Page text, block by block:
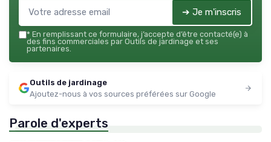
➔ Je m'inscris
* En remplissant ce formulaire, j’accepte d’être contacté(e) à
des fins commerciales par Outils de jardinage et ses
partenaires.
Outils de jardinage
Ajoutez-nous à vos sources préférées sur Google
Parole d'experts